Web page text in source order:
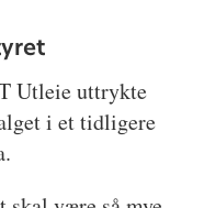
Utleie uttrykte
i et tidligere